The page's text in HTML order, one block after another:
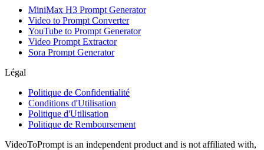
MiniMax H3 Prompt Generator
Video to Prompt Converter
YouTube to Prompt Generator
Video Prompt Extractor
Sora Prompt Generator
Légal
Politique de Confidentialité
Conditions d'Utilisation
Politique d'Utilisation
Politique de Remboursement
VideoToPrompt is an independent product and is not affiliated with,